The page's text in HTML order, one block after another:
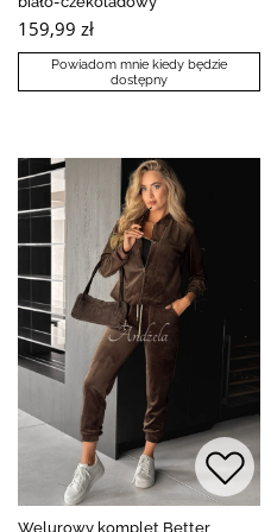
159,99 zł
Powiadom mnie kiedy będzie
dostępny
Welurowy komplet Better